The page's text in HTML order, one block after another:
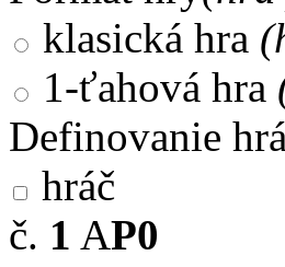
klasická hra
1-ťahová hra
Definovanie
hráč
č. 1 AP0